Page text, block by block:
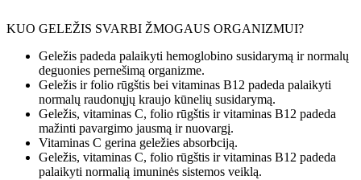
KUO GELEŽIS SVARBI ŽMOGAUS ORGANIZMUI?
Geležis padeda palaikyti hemoglobino susidarymą ir normalų
deguonies pernešimą organizme.
Geležis ir folio rūgštis bei vitaminas B12 padeda palaikyti
normalų raudonųjų kraujo kūnelių susidarymą.
Geležis, vitaminas C, folio rūgštis ir vitaminas B12 padeda
mažinti pavargimo jausmą ir nuovargį.
Vitaminas C gerina geležies absorbciją.
Geležis, vitaminas C, folio rūgštis ir vitaminas B12 padeda
palaikyti normalią imuninės sistemos veiklą.